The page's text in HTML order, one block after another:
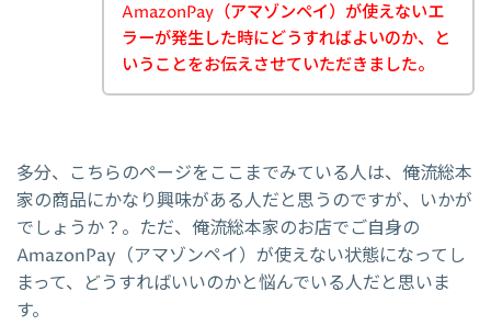
AmazonPay（アマゾンペイ）が使えないエ
ラーが発生した時にどうすればよいのか、と
いうことをお伝えさせていただきました。
多分、こちらのページをここまでみている人は、俺流総本
家の商品にかなり興味がある人だと思うのですが、いかが
でしょうか？。ただ、俺流総本家のお店でご自身の
AmazonPay（アマゾンペイ）が使えない状態になってし
まって、どうすればいいのかと悩んでいる人だと思いま
す。